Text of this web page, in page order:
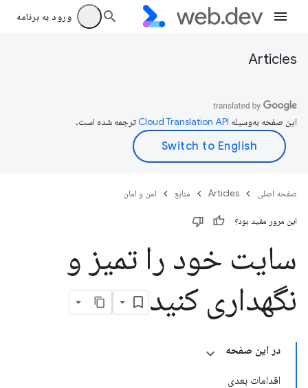
ورود به برنامه
Articles
این صفحه به‌وسیله ترجمه شده است.
صفحه اصلی Articles منابع امن و امان
این مرور مفید بود؟
سایت خود را تمیز و
نگهداری کنید
در این صفحه
اقدامات بعدی